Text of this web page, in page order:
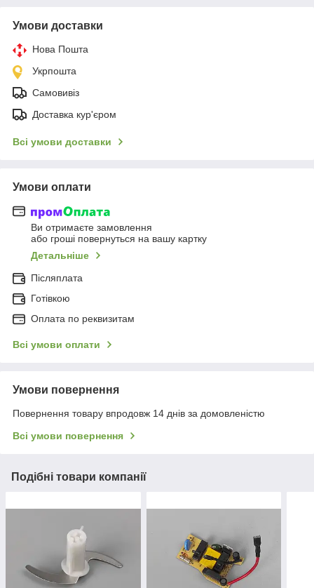
Умови доставки
Нова Пошта
Укрпошта
Самовивіз
Доставка кур'єром
Всі умови доставки
Умови оплати
Ви отримаєте замовлення
або гроші повернуться на вашу картку
Детальніше
Післяплата
Готівкою
Оплата по реквизитам
Всі умови оплати
Умови повернення
Повернення товару впродовж 14 днів за домовленістю
Всі умови повернення
Подібні товари компанії